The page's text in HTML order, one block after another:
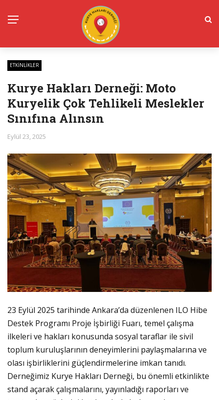
ETKINLIKLER
Kurye Hakları Derneği: Moto
Kuryelik Çok Tehlikeli Meslekler
Sınıfına Alınsın
Eylül 23, 2025
23 Eylül 2025 tarihinde Ankara’da düzenlenen ILO Hibe
Destek Programı Proje İşbirliği Fuarı, temel çalışma
ilkeleri ve hakları konusunda sosyal taraflar ile sivil
toplum kuruluşlarının deneyimlerini paylaşmalarına ve
olası işbirliklerini güçlendirmelerine imkan tanıdı.
Derneğimiz Kurye Hakları Derneği, bu önemli etkinlikte
stand açarak çalışmalarını, yayınladığı raporları ve